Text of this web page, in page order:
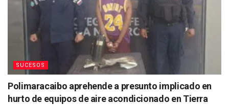
SUCESOS
Polimaracaibo aprehende a presunto implicado en
hurto de equipos de aire acondicionado en Tierra